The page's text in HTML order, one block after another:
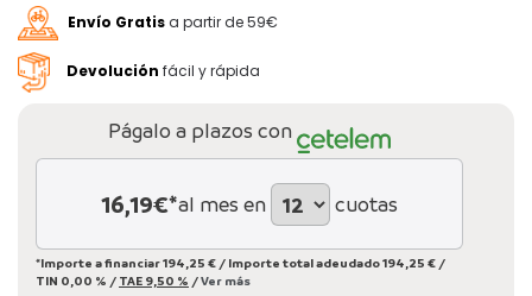
Envío Gratisa partir de 59€
Devolución fácil y rápida
Págalo a plazos con
16,19€*al mes en cuotas
*Importe a financiar194,25 € / Importe total adeudado194,25 € /
TIN 0,00 % / TAE 9,50 % /Ver más